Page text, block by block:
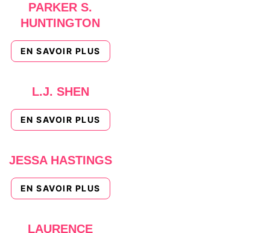
PARKER S.
HUNTINGTON
EN SAVOIR PLUS
L.J. SHEN
EN SAVOIR PLUS
JESSA HASTINGS
EN SAVOIR PLUS
LAURENCE